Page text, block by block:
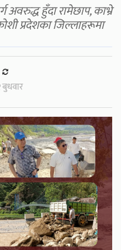
अवरुद्ध हुँदा रामेछाप, काभ्रे
प्रदेशका जिल्लाहरूमा